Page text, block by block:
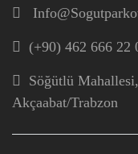
(+90) 462 666 22
Söğütlü
Akçaabat/Trabzon